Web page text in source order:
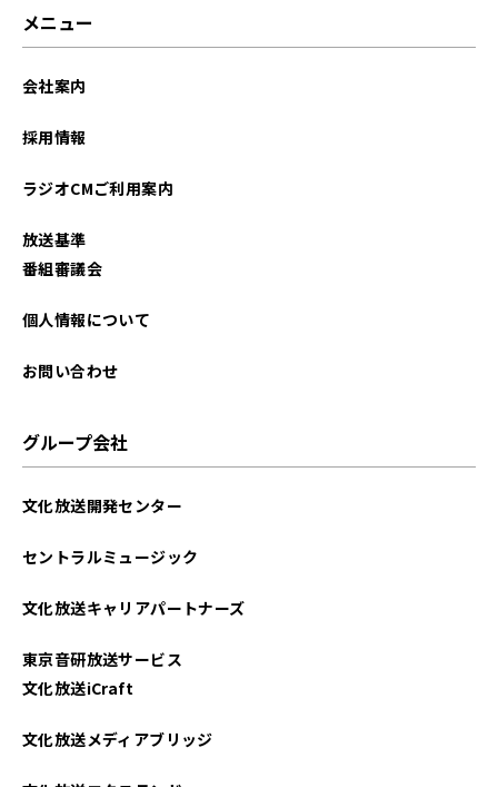
メニュー
会社案内
採用情報
ラジオCMご利用案内
放送基準
番組審議会
個人情報について
お問い合わせ
グループ会社
文化放送開発センター
セントラルミュージック
文化放送キャリアパートナーズ
東京音研放送サービス
文化放送iCraft
文化放送メディアブリッジ